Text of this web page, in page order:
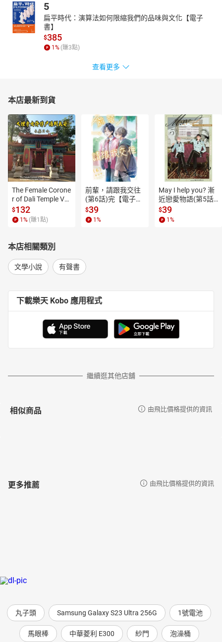
就要在耳際上演
＊＊＊
本有聲劇由【遍路文化、偉憶數位科技】聯合製作，非經書面同
意，不得以任何形式任意重製、轉載。版權所有，盜錄必究。
作者簡介／亞瑟．柯南．道爾爵士
1895年生於愛爾蘭，曾任船醫，深受偵探小說之父愛倫坡的影
1887年的偵探小說《血字的研究》，書中的主角就是直至今日仍聞
名遐邇的夏洛克‧福爾摩斯，其原型人物是道爾醫學院的恩師──約
瑟夫‧貝爾教授。
柯南‧道爾一生寫了4部中篇偵探小說以及56部短篇偵探小說，
全部以福爾摩斯為主角，令全球讀者為之瘋狂，並啟發了無數後輩
作家。1893年，柯南道爾認為福爾摩斯阻擋了他做其他「真正有意
義的事」，決定結束該系列，發表《最後一案》，安排福爾摩斯與
死敵同時墜入深淵，沒想到竟引起讀者強烈抗議，甚至成立「福爾
摩斯不死會」。柯南‧道爾不得已在八年後讓福爾摩斯復活，繼續
展開一連串的冒險故事。
與戰爭、參選國會議員、親自調查過兩件審判不公的案子，最終在
朽的經典之作。
現任社團法人台灣推理作家協會理事長、復興電台「偵探推理俱樂
部」主持人，長期撰寫推理小說導讀、解說、評論與推薦，並主持
講座、讀書會、寫作課程等活動，編有《偵探蒐藏誌》等書，為
Readmoo電子書店「閱讀最前線」撰寫專欄、長期策畫博客來網路
書店推理電子報。正職為文學小說、科普出版品編輯，工作資歷十
九年。曾任城邦出版集團馬可孛羅文化副總編輯、讀書共和國集團
劃、劇本審核、題材開發等，現為自由創作者。
擔任角色：福爾摩斯
《進擊的巨人》：艾連˙葉卡
《咒術迴戰》：伏黑惠
《蠟筆小新》：佐藤正男
5
扁平時代：演算法如何限縮我們的品味與文化【電子
書】
$385
1 % (賺3點)
查看更多
本店最新到貨
The Female Corone
r of Dali Temple Vo
l.6【有聲書】
$132
1 % (賺1 點)
前輩，請跟我交往
(第6話)完【電子
書】
$39
1 %
May I help you? 漸
近戀愛物語(第5話)
【電子書】
$39
1 %
本店相關類別
文學小說 有聲書
下載樂天 Kobo 應用程式
繼續逛其他店舖
相似商品 由飛比價格提供的資訊
更多推薦 由飛比價格提供的資訊
丸子頭 Samsung Galaxy S23 Ultra 256G 1號電池
馬眼棒 中華菱利 E300 紗門 泡澡桶